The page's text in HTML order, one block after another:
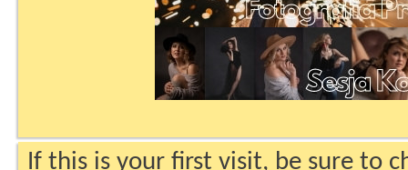
If this is your first visit, be sure to